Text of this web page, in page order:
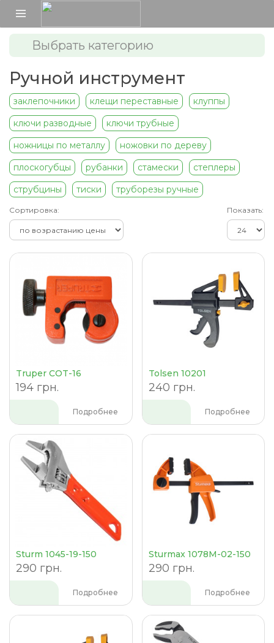
Выбрать категорию
Ручной инструмент
заклепочники клещи переставные
клуппы
ключи разводные
ключи трубные
ножницы по металлу
ножовки по дереву
плоскогубцы
рубанки стамески
степлеры
струбцины
тиски труборезы ручные
Сортировка: Показать:
Truper COT-16
194 грн.
Подробнее
Tolsen 10201
240 грн.
Подробнее
Sturm 1045-19-150
290 грн.
Подробнее
Sturmax 1078M-02-150
290 грн.
Подробнее